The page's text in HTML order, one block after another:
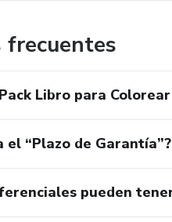
encontrar o pedirnos todo
especial.
frecuentes
Libro para
el “Plazo de Garantía”?
pueden